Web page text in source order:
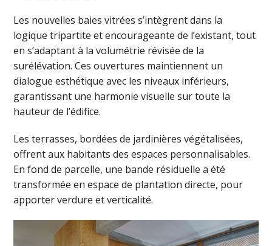
Les nouvelles baies vitrées s’intègrent dans la
logique tripartite et encourageante de l’existant, tout
en s’adaptant à la volumétrie révisée de la
surélévation. Ces ouvertures maintiennent un
dialogue esthétique avec les niveaux inférieurs,
garantissant une harmonie visuelle sur toute la
hauteur de l’édifice.
Les terrasses, bordées de jardinières végétalisées,
offrent aux habitants des espaces personnalisables.
En fond de parcelle, une bande résiduelle a été
transformée en espace de plantation directe, pour
apporter verdure et verticalité.